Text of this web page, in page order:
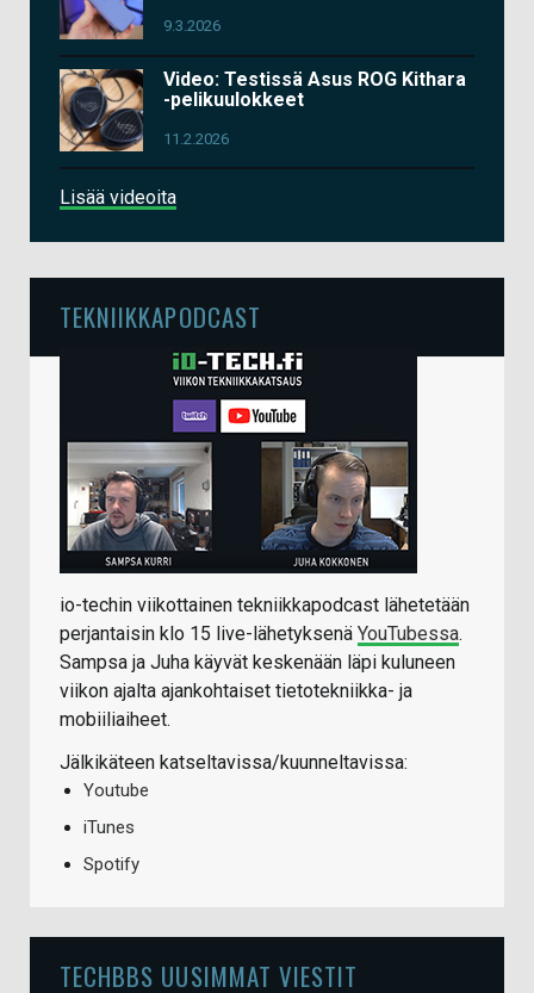
9.3.2026
Video: Testissä Asus ROG Kithara
-pelikuulokkeet
11.2.2026
Lisää videoita
TEKNIIKKAPODCAST
io-techin viikottainen tekniikkapodcast lähetetään
perjantaisin klo 15 live-lähetyksenä YouTubessa.
Sampsa ja Juha käyvät keskenään läpi kuluneen
viikon ajalta ajankohtaiset tietotekniikka- ja
mobiiliaiheet.
Jälkikäteen katseltavissa/kuunneltavissa:
Youtube
iTunes
Spotify
TECHBBS UUSIMMAT VIESTIT